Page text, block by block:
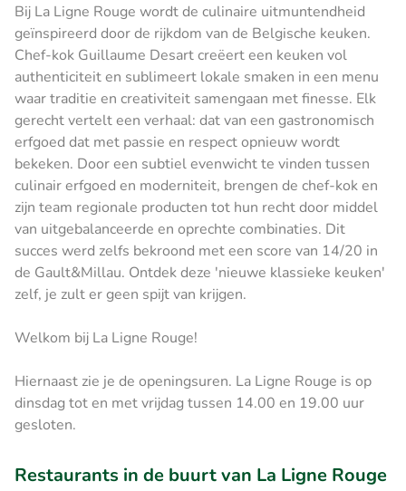
Bij La Ligne Rouge wordt de culinaire uitmuntendheid
geïnspireerd door de rijkdom van de Belgische keuken.
Chef-kok Guillaume Desart creëert een keuken vol
authenticiteit en sublimeert lokale smaken in een menu
waar traditie en creativiteit samengaan met finesse. Elk
gerecht vertelt een verhaal: dat van een gastronomisch
erfgoed dat met passie en respect opnieuw wordt
bekeken. Door een subtiel evenwicht te vinden tussen
culinair erfgoed en moderniteit, brengen de chef-kok en
zijn team regionale producten tot hun recht door middel
van uitgebalanceerde en oprechte combinaties. Dit
succes werd zelfs bekroond met een score van 14/20 in
de Gault&Millau. Ontdek deze 'nieuwe klassieke keuken'
zelf, je zult er geen spijt van krijgen.
Welkom bij La Ligne Rouge!
Hiernaast zie je de openingsuren. La Ligne Rouge is op
dinsdag tot en met vrijdag tussen 14.00 en 19.00 uur
gesloten.
Restaurants in de buurt van La Ligne Rouge